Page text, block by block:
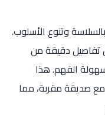
وتنوع الأسلوب.
تفاصيل دقيقة من
الفهم. هذا
مع صديقة مقربة، مما